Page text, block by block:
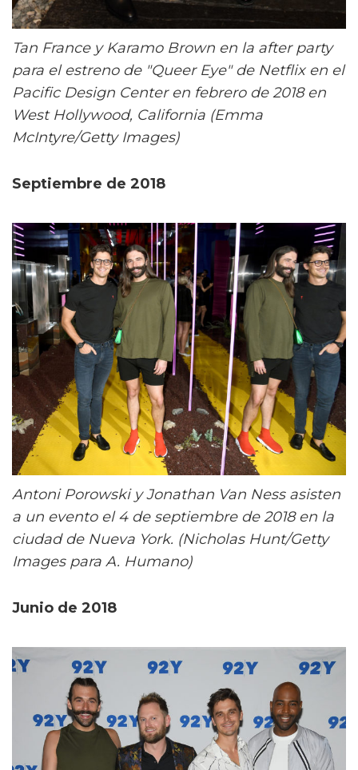
Tan France y Karamo Brown en la after party
para el estreno de "Queer Eye" de Netflix en el
Pacific Design Center en febrero de 2018 en
West Hollywood, California (Emma
McIntyre/Getty Images)
Septiembre de 2018
Antoni Porowski y Jonathan Van Ness asisten
a un evento el 4 de septiembre de 2018 en la
ciudad de Nueva York. (Nicholas Hunt/Getty
Images para A. Humano)
Junio de 2018